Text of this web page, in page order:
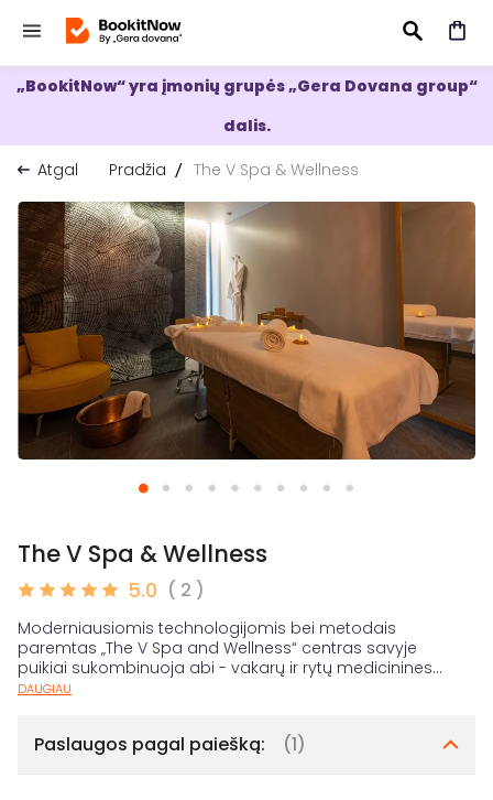
IEŠKOTI
„BookitNow“ yra įmonių grupės „Gera Dovana group“
dalis.
Atgal
Pradžia The V Spa & Wellness
The V Spa & Wellness
5.0 ( 2 )
Moderniausiomis technologijomis bei metodais
paremtas „The V Spa and Wellness“ centras savyje
puikiai sukombinuoja abi - vakarų ir rytų medicinines...
DAUGIAU
Paslaugos pagal paiešką: (1)